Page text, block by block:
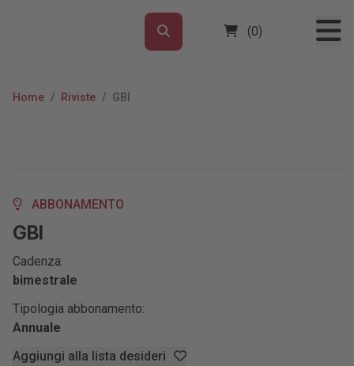
(0)
Home / Riviste / GBI
ABBONAMENTO
GBI
Cadenza:
bimestrale
Tipologia abbonamento:
Annuale
Aggiungi alla lista desideri